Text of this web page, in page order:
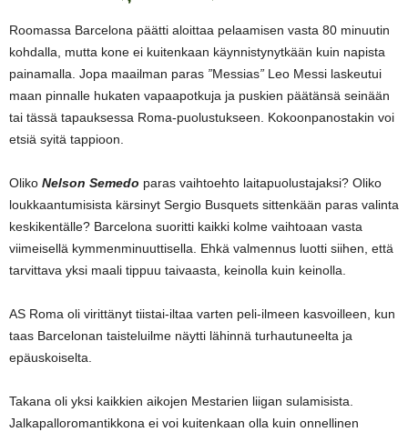
Roomassa Barcelona päätti aloittaa pelaamisen vasta 80 minuutin
kohdalla, mutta kone ei kuitenkaan käynnistynytkään kuin napista
painamalla. Jopa maailman paras ”Messias” Leo Messi laskeutui
maan pinnalle hukaten vapaapotkuja ja puskien päätänsä seinään
tai tässä tapauksessa Roma-puolustukseen. Kokoonpanostakin voi
etsiä syitä tappioon.
Oliko Nelson Semedo paras vaihtoehto laitapuolustajaksi? Oliko
loukkaantumisista kärsinyt Sergio Busquets sittenkään paras valinta
keskikentälle? Barcelona suoritti kaikki kolme vaihtoaan vasta
viimeisellä kymmenminuuttisella. Ehkä valmennus luotti siihen, että
tarvittava yksi maali tippuu taivaasta, keinolla kuin keinolla.
AS Roma oli virittänyt tiistai-iltaa varten peli-ilmeen kasvoilleen, kun
taas Barcelonan taisteluilme näytti lähinnä turhautuneelta ja
epäuskoiselta.
Takana oli yksi kaikkien aikojen Mestarien liigan sulamisista.
Jalkapalloromantikkona ei voi kuitenkaan olla kuin onnellinen